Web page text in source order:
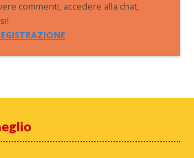
commenti, accedere alla chat,